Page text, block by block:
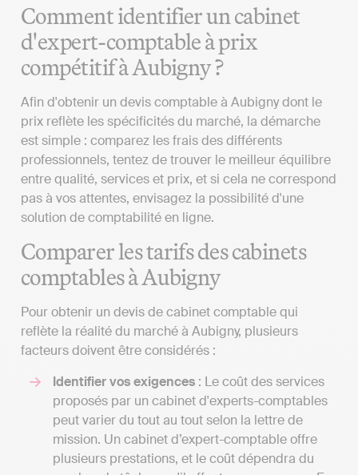
Comment identifier un cabinet
d'expert-comptable à prix
compétitif à Aubigny ?
Afin d'obtenir un devis comptable à Aubigny dont le
prix reflète les spécificités du marché, la démarche
est simple : comparez les frais des différents
professionnels, tentez de trouver le meilleur équilibre
entre qualité, services et prix, et si cela ne correspond
pas à vos attentes, envisagez la possibilité d'une
solution de comptabilité en ligne.
Comparer les tarifs des cabinets
comptables à Aubigny
Pour obtenir un devis de cabinet comptable qui
reflète la réalité du marché à Aubigny, plusieurs
facteurs doivent être considérés :
Identifier vos exigences : Le coût des services
proposés par un cabinet d'experts-comptables
peut varier du tout au tout selon la lettre de
mission. Un cabinet d’expert-comptable offre
plusieurs prestations, et le coût dépendra du